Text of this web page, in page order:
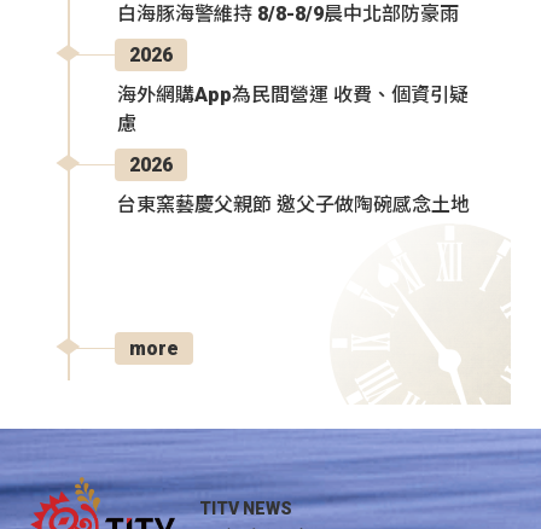
白海豚海警維持 8/8-8/9晨中北部防豪雨
2026
海外網購App為民間營運 收費、個資引疑
慮
2026
台東窯藝慶父親節 邀父子做陶碗感念土地
more
TITV NEWS